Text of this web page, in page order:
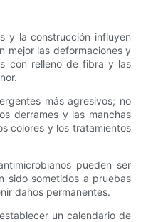
y la construcción influyen
mejor las deformaciones y
con relleno de fibra y las
más agresivos; no
derrames y las manchas
colores y los tratamientos
pueden ser
sido sometidos a pruebas
daños permanentes.
un calendario de